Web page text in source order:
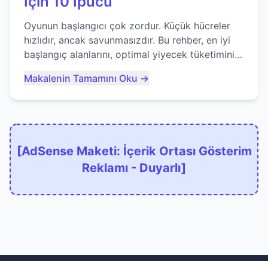
Oyunun başlangıcı çok zordur. Küçük hücreler
hızlıdır, ancak savunmasızdır. Bu rehber, en iyi
başlangıç alanlarını, optimal yiyecek tüketimini
kaçınacağınızı anlatıyor...
Makalenin Tamamını Oku →
[AdSense Maketi: İçerik Ortası Gösterim
Reklamı - Duyarlı]